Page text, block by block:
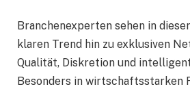
Branchenexperten sehen in
klaren Trend hin zu exklusiven
Qualität, Diskretion und
Besonders in wirtschaftsstarken